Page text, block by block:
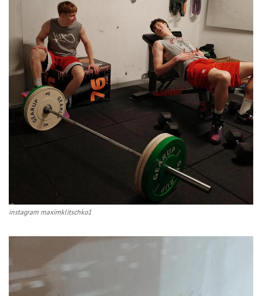
instagram maximklitschko1